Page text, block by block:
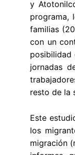
y
programa,
familias
con un
posibilidad
jornadas
resto de la
Este
los
migración